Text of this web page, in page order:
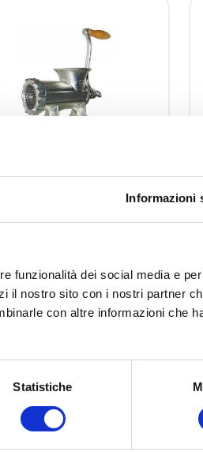
Informazioni
funzionalità dei social media e
il nostro sito con i nostri partner
con altre informazioni che
Statistiche